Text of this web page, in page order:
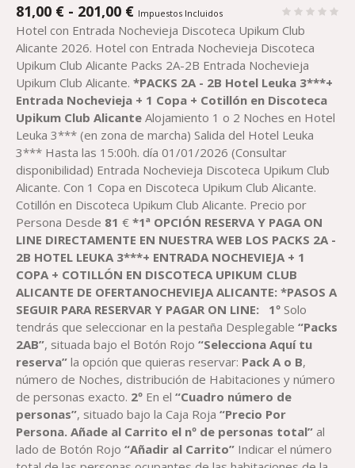
81,00 € - 201,00 €RANGO
DE
PRECIOS:
DESDE
81,00 €
HASTA
201,00 €
Impuestos Incluidos
Hotel con Entrada Nochevieja Discoteca Upikum Club
Alicante 2026. Hotel con Entrada Nochevieja Discoteca
Upikum Club Alicante Packs 2A-2B Entrada Nochevieja
Upikum Club Alicante.*PACKS 2A - 2B Hotel Leuka 3***+
Entrada Nochevieja + 1 Copa + Cotillón en Discoteca
Upikum Club Alicante Alojamiento 1 o 2 Noches en Hotel
Leuka 3*** (en zona de marcha) Salida del Hotel Leuka
3*** Hasta las 15:00h. día 01/01/2026 (Consultar
disponibilidad) Entrada Nochevieja Discoteca Upikum Club
Alicante. Con 1 Copa en Discoteca Upikum Club Alicante.
Cotillón en Discoteca Upikum Club Alicante. Precio por
Persona Desde 81 €*1ª OPCIÓN RESERVA Y PAGA ON
LINE DIRECTAMENTE EN NUESTRA WEB LOS PACKS 2A -
2B HOTEL LEUKA 3***+ ENTRADA NOCHEVIEJA + 1
COPA + COTILLÓN EN DISCOTECA UPIKUM CLUB
ALICANTE DE OFERTANOCHEVIEJA ALICANTE: *PASOS A
SEGUIR PARA RESERVARY PAGAR ON LINE: 1ºSolo
tendrás que seleccionar en la pestaña Desplegable“Packs
2AB”, situada bajo el Botón Rojo“Selecciona Aquí tu
reserva”la opción que quieras reservar: Pack A o B,
número de Noches, distribución de Habitaciones y número
de personas exacto. 2º En el“Cuadro número de
personas”, situado bajo la Caja Roja“Precio Por
Persona. Añade al Carrito el nº de personas total” al
lado de Botón Rojo“Añadir al Carrito” Indicar el número